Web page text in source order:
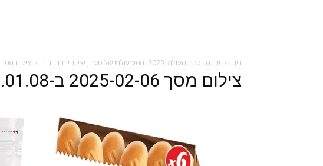
בית יום הנוטלה העולמי 2025: מסע עולמי של טעם, יצירתיות וחיבור צילום מסך 2025-02-06 ב-19.01.08
צילום מסך 2025-02-06 ב-19.01.08